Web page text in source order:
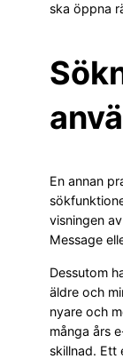
ska öppna
En annan
visningen
Message
Dessutom
äldre och
nyare och
många års
skillnad. Ett